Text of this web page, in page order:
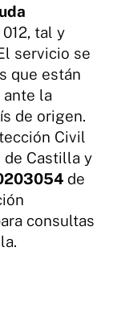
tal y
servicio se
que están
ante la
de origen.
Civil
de Castilla y
de
consultas